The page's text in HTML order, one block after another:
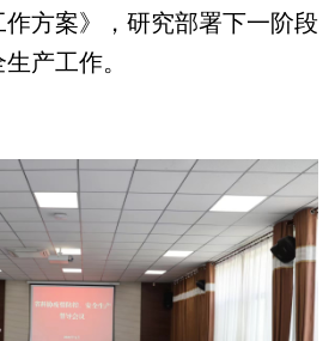
方案》，研究部署下一阶段
产工作。